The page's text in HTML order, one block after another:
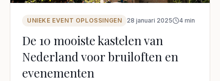
UNIEKE EVENT OPLOSSINGEN 28 januari 2025 4 min
De 10 mooiste kastelen van
Nederland voor bruiloften en
evenementen